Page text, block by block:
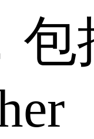
包